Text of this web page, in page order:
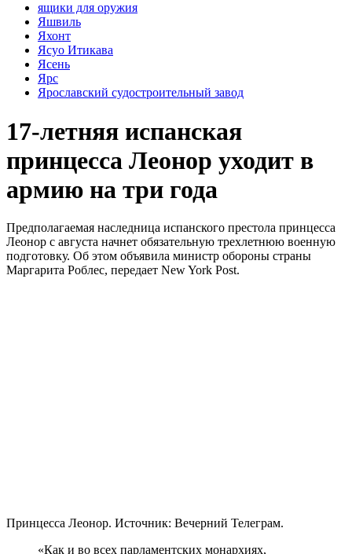
ящики для оружия
Яшвиль
Яхонт
Ясуо Итикава
Ясень
Ярс
Ярославский судостроительный завод
17-летняя испанская
принцесса Леонор уходит в
армию на три года
Предполагаемая наследница испанского престола принцесса
Леонор с августа начнет обязательную трехлетнюю военную
подготовку. Об этом объявила министр обороны страны
Маргарита Роблес, передает New York Post.
Принцесса Леонор. Источник: Вечерний Телеграм.
«Как и во всех парламентских монархиях,